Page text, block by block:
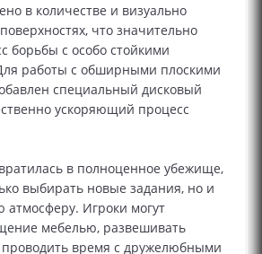
в количестве и визуально
что значительно
борьбы с особо стойкими
работы с обширными плоскими
специальный дисковый
ускоряющий процесс
в полноценное убежище,
выбирать новые задания, но и
атмосферу. Игроки могут
мебелью, развешивать
время с дружелюбными